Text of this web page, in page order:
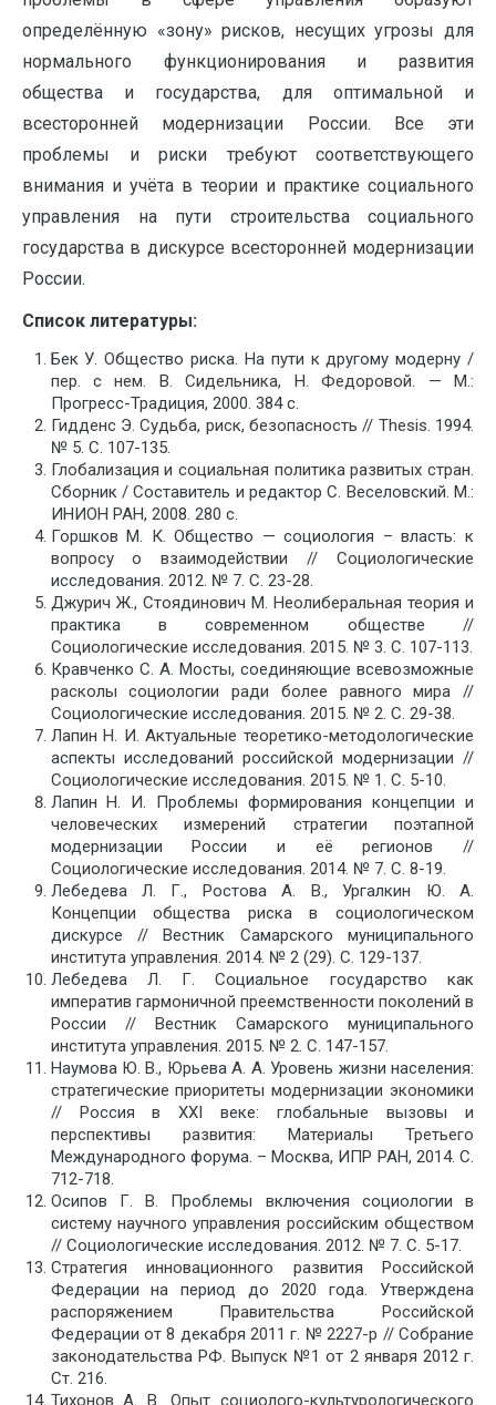
определённую «зону» рисков, несущих угрозы для
нормального функционирования и развития
общества и государства, для оптимальной и
всесторонней модернизации России. Все эти
проблемы и риски требуют соответствующего
внимания и учёта в теории и практике социального
управления на пути строительства социального
государства в дискурсе всесторонней модернизации
России.
Список литературы:
Бек У. Общество риска. На пути к другому модерну /
пер. с нем. В. Сидельника, Н. Федоровой. — М.:
Прогресс-Традиция, 2000. 384 с.
Гидденс Э. Судьба, риск, безопасность // Тhesis. 1994.
№ 5. С. 107-135.
Глобализация и социальная политика развитых стран.
Сборник / Составитель и редактор С. Веселовский. М.:
ИНИОН РАН, 2008. 280 с.
Горшков М. К. Общество — социология – власть: к
вопросу о взаимодействии // Социологические
исследования. 2012. № 7. С. 23-28.
Джурич Ж., Стоядинович М. Неолиберальная теория и
практика в современном обществе //
Социологические исследования. 2015. № 3. С. 107-113.
Кравченко С. А. Мосты, соединяющие всевозможные
расколы социологии ради более равного мира //
Социологические исследования. 2015. № 2. С. 29-38.
Лапин Н. И. Актуальные теоретико-методологические
аспекты исследований российской модернизации //
Социологические исследования. 2015. № 1. С. 5-10.
Лапин Н. И. Проблемы формирования концепции и
человеческих измерений стратегии поэтапной
модернизации России и её регионов //
Социологические исследования. 2014. № 7. С. 8-19.
Лебедева Л. Г., Ростова А. В., Ургалкин Ю. А.
Концепции общества риска в социологическом
дискурсе // Вестник Самарского муниципального
института управления. 2014. № 2 (29). С. 129-137.
Лебедева Л. Г. Социальное государство как
императив гармоничной преемственности поколений в
России // Вестник Самарского муниципального
института управления. 2015. № 2. С. 147-157.
Наумова Ю. В., Юрьева А. А. Уровень жизни населения:
стратегические приоритеты модернизации экономики
// Россия в XXI веке: глобальные вызовы и
перспективы развития: Материалы Третьего
Международного форума. – Москва, ИПР РАН, 2014. С.
712-718.
Осипов Г. В. Проблемы включения социологии в
систему научного управления российским обществом
// Социологические исследования. 2012. № 7. С. 5-17.
Стратегия инновационного развития Российской
Федерации на период до 2020 года. Утверждена
распоряжением Правительства Российской
Федерации от 8 декабря 2011 г. № 2227-р // Собрание
законодательства РФ. Выпуск №1 от 2 января 2012 г.
Ст. 216.
Тихонов А. В. Опыт социолого-культурологического